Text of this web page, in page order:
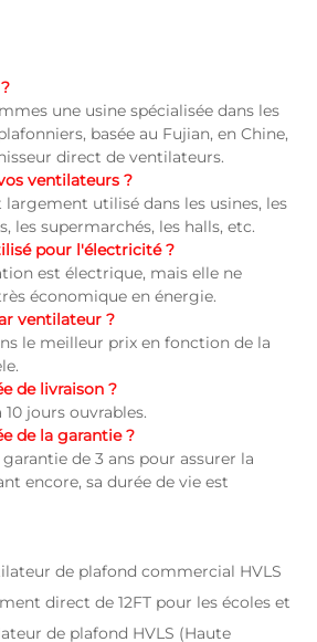
une usine spécialisée dans les
basée au Fujian, en Chine,
direct de ventilateurs.
ventilateurs ?
largement utilisé dans les usines, les
les supermarchés, les halls, etc.
pour l'électricité ?
est électrique, mais elle ne
économique en énergie.
ventilateur ?
le meilleur prix en fonction de la
de livraison ?
jours ouvrables.
de la garantie ?
de 3 ans pour assurer la
encore, sa durée de vie est
de plafond commercial HVLS
direct de 12FT pour les écoles et
de plafond HVLS (Haute